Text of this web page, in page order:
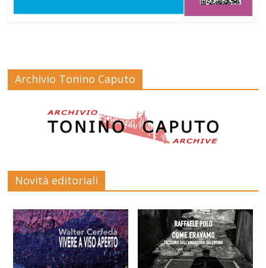
Archivio Tonino Caputo
Novità editoriali